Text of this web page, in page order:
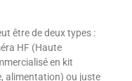
être de deux types :
HF (Haute
en kit
alimentation) ou juste